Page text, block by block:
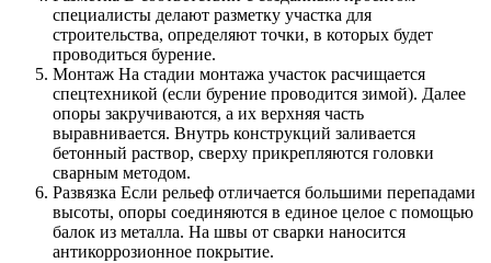
специалисты делают разметку участка для
строительства, определяют точки, в которых будет
проводиться бурение.
Монтаж На стадии монтажа участок расчищается
спецтехникой (если бурение проводится зимой). Далее
опоры закручиваются, а их верхняя часть
выравнивается. Внутрь конструкций заливается
бетонный раствор, сверху прикрепляются головки
сварным методом.
Развязка Если рельеф отличается большими перепадами
высоты, опоры соединяются в единое целое с помощью
балок из металла. На швы от сварки наносится
антикоррозионное покрытие.